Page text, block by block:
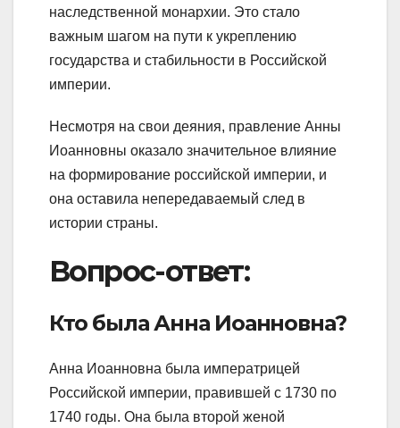
наследственной монархии. Это стало
важным шагом на пути к укреплению
государства и стабильности в Российской
империи.
Несмотря на свои деяния, правление Анны
Иоанновны оказало значительное влияние
на формирование российской империи, и
она оставила непередаваемый след в
истории страны.
Вопрос-ответ:
Кто была Анна Иоанновна?
Анна Иоанновна была императрицей
Российской империи, правившей с 1730 по
1740 годы. Она была второй женой